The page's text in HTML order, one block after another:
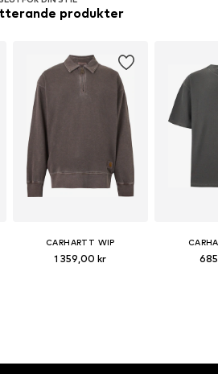
produkter
CARHARTT WIP
1 359,00 kr